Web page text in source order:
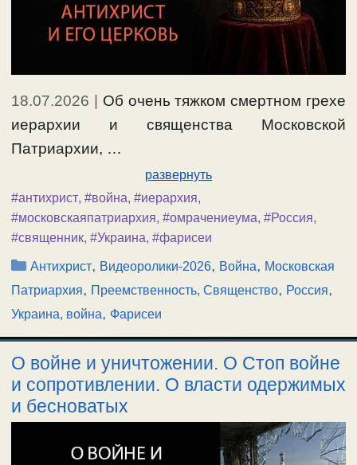
18.07.2026
Об очень тяжком смертном грехе
иерархии и священства Московской
Патриархии, …
развернуть
#антихрист, #война, #иерархия,
#московскаяпатриархия, #омрачениеума, #Россия,
#священник, #Украина, #фарисеи
Рубрики
Антихрист, Видеоролики-2026, Война, Московская
Патриархия, Преемственность, Священство, Россия,
Украина, война, Фарисеи
О войне и уничтожении. О Стоп войне
и сопротивлении. О власти одержимых
и бесноватых